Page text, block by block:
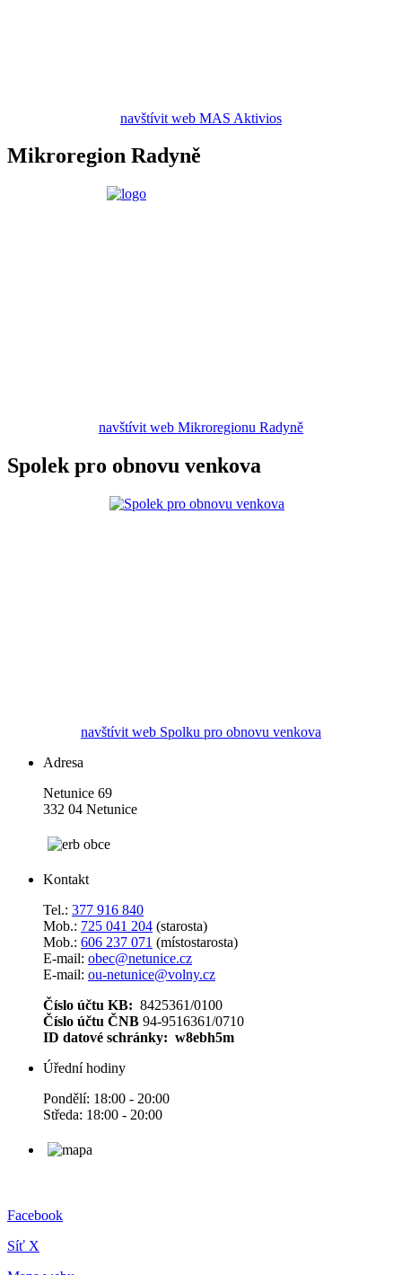
navštívit web MAS Aktivios
Mikroregion Radyně
navštívit web Mikroregionu Radyně
Spolek pro obnovu venkova
navštívit web Spolku pro obnovu venkova
Adresa
Netunice 69
332 04 Netunice
Kontakt
Tel.: 377 916 840
Mob.: 725 041 204 (starosta)
Mob.: 606 237 071 (místostarosta)
E-mail: obec@netunice.cz
E-mail: ou-netunice@volny.cz
Číslo účtu KB: 8425361/0100
Číslo účtu ČNB 94-9516361/0710
ID datové schránky: w8ebh5m
Úřední hodiny
Pondělí: 18:00 - 20:00
Středa: 18:00 - 20:00
Facebook
Síť X